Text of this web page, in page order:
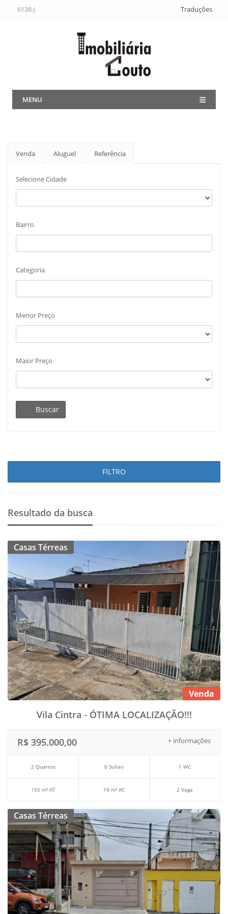
6138-J Traduções
MENU
Venda Aluguel Referência
Selecione Cidade
Bairro
Categoria
Menor Preço
Maior Preço
Buscar
FILTRO
Resultado da busca
Casas Térreas
Venda
Vila Cintra - ÓTIMA LOCALIZAÇÃO!!!
+ informações
R$ 395.000,00
2 Quartos 0 Suítes 1 WC
155 m² AT 74 m² AC 2 Vaga
Casas Térreas